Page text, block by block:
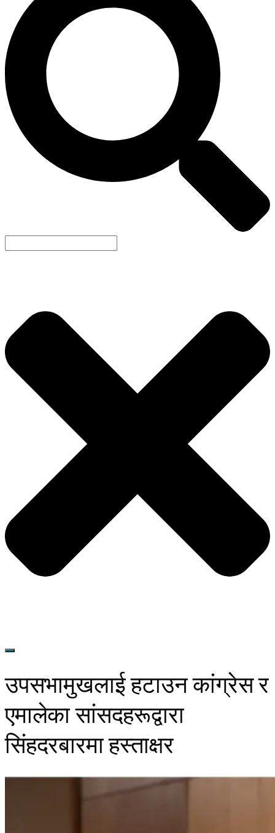
उपसभामुखलाई हटाउन कांग्रेस र
एमालेका सांसदहरूद्वारा
सिंहदरबारमा हस्ताक्षर